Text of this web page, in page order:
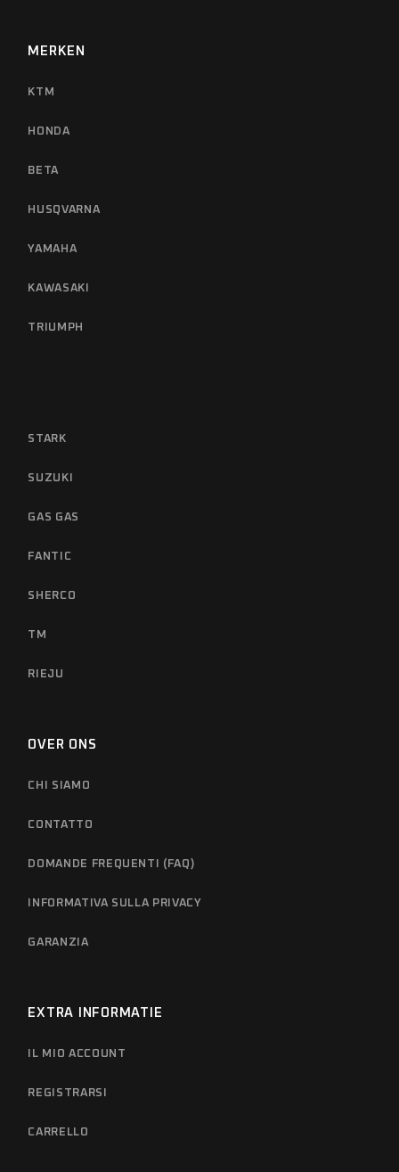
MERKEN
KTM
HONDA
BETA
HUSQVARNA
YAMAHA
KAWASAKI
TRIUMPH
STARK
SUZUKI
GAS GAS
FANTIC
SHERCO
TM
RIEJU
OVER ONS
CHI SIAMO
CONTATTO
DOMANDE FREQUENTI (FAQ)
INFORMATIVA SULLA PRIVACY
GARANZIA
EXTRA INFORMATIE
IL MIO ACCOUNT
REGISTRARSI
CARRELLO